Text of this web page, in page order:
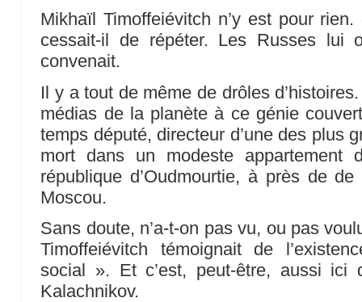
Mikhaïl Timoffeiévitch n’y est pour
cessait-il de répéter. Les Russes lui
convenait.
Il y a tout de même de drôles
médias de la planète à ce génie
temps député, directeur d’une des plus
mort dans un modeste appartement
république d’Oudmourtie, à près de
Moscou.
Sans doute, n’a-t-on pas vu, ou pas
Timoffeiévitch témoignait de
social ». Et c’est, peut-être, aussi
Kalachnikov.